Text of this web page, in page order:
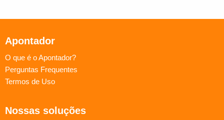
Apontador
O que é o Apontador?
Perguntas Frequentes
Termos de Uso
Nossas soluções